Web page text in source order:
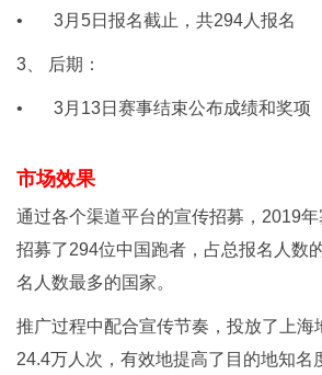
• 3月5日报名截止，共294人报名
3、 后期：
• 3月13日赛事结束公布成绩和奖项
市场效果
通过各个渠道平台的宣传招募，2019
招募了294位中国跑者，占总报名人数
名人数最多的国家。
推广过程中配合宣传节奏，投放了上海
24.4万人次，有效地提高了目的地知名